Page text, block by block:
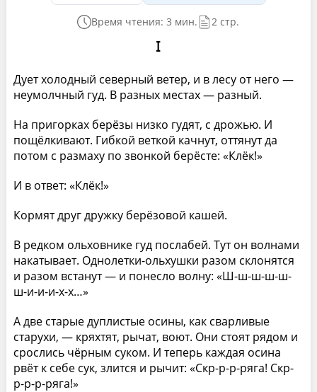
Время чтения: 3 мин. 2 стр.
I
Дует холодный северный ветер, и в лесу от него —
неумолчный гуд. В разных местах — разный.
На пригорках берёзы низко гудят, с дрожью. И
пощёлкивают. Гибкой веткой качнут, оттянут да
потом с размаху по звонкой берёсте: «Клёк!»
И в ответ: «Клёк!»
Кормят друг дружку берёзовой кашей.
В редком ольховнике гуд послабей. Тут он волнами
накатывает. Однолетки-ольхушки разом склонятся
и разом встанут — и понесло волну: «Ш-ш-ш-ш-ш-
ш-и-и-и-х-х…»
А две старые дуплистые осины, как сварливые
старухи, — кряхтят, рычат, воют. Они стоят рядом и
срослись чёрным суком. И теперь каждая осина
рвёт к себе сук, злится и рычит: «Скр-р-р-ряга! Скр-
р-р-р-ряга!»